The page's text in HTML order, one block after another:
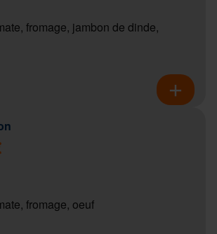
fromage, jambon de dinde,
fromage, oeuf